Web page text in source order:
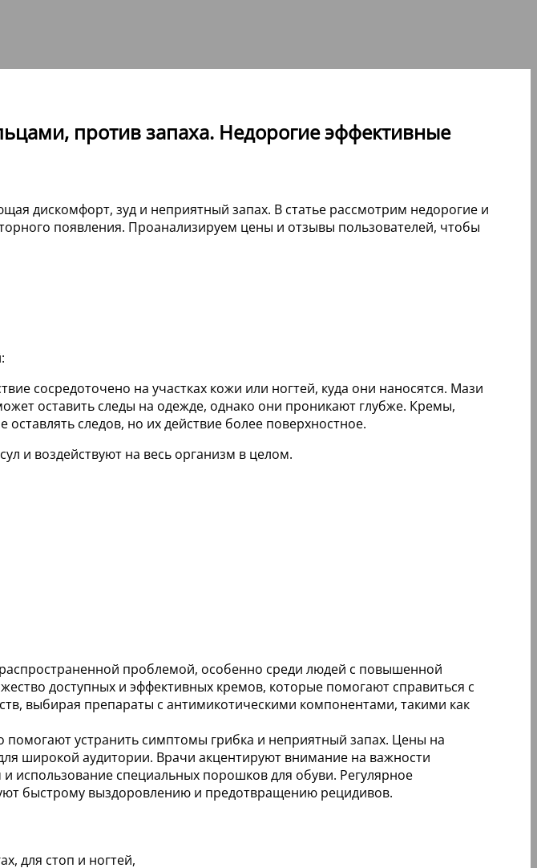
против запаха. Недорогие эффективные
дискомфорт, зуд и неприятный запах. В статье рассмотрим недорогие и
появления. Проанализируем цены и отзывы пользователей, чтобы
сосредоточено на участках кожи или ногтей, куда они наносятся. Мази
оставить следы на одежде, однако они проникают глубже. Кремы,
следов, но их действие более поверхностное.
и воздействуют на весь организм в целом.
проблемой, особенно среди людей с повышенной
доступных и эффективных кремов, которые помогают справиться с
выбирая препараты с антимикотическими компонентами, такими как
устранить симптомы грибка и неприятный запах. Цены на
широкой аудитории. Врачи акцентируют внимание на важности
использование специальных порошков для обуви. Регулярное
быстрому выздоровлению и предотвращению рецидивов.